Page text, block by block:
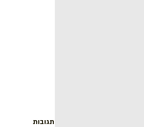
תגובות